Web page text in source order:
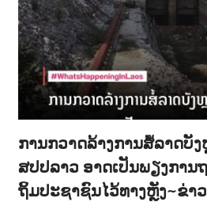
ການກວາດລ້າງການສໍ້ລາດບັ
ສປປລາວ ອາດເປັນພຽງກາ
ຖິ້ມປະຊາຊົນໄວ້ທາງຫຼັງ~ຂ່າ